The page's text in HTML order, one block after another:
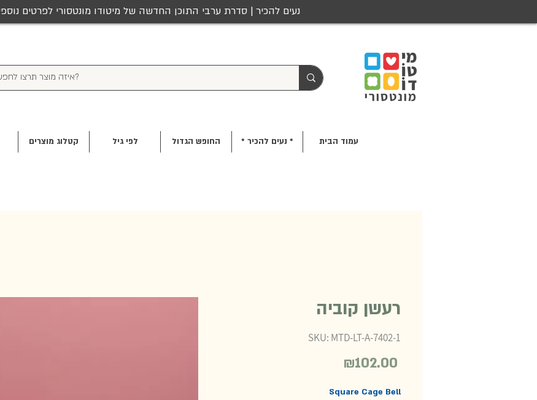
נעים להכיר | סדרת ערבי התוכן החדשה של מיטודו מונטסורי לפרטים
עמוד הבית * נעים להכיר * החופש הגדול לפי גיל קטלוג מוצרים
רעשן קוביה
SKU: MTD-LT-A-7402-1
₪102.00
Square Cage Bell